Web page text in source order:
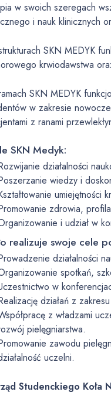
w swoich szeregach
i nauk klinicznych
SKN MEDYK
krwiodawstwa
SKN MEDYK
w zakresie
z ranami
SKN Medyk:
działalności
wiedzy i
umiejętności
zdrowia,
i udział w
realizuje swoje cele
działalności
spotkań,
w
działań z
z władzami
pielęgniarstwa.
zawodu
uczelni.
Studenckiego Koła